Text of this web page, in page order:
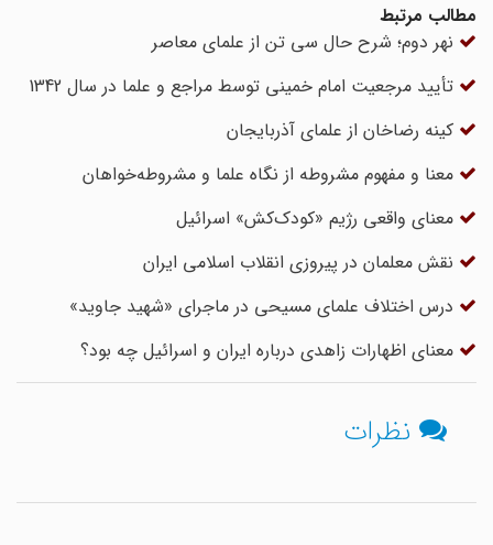
مطالب مرتبط
نهر دوم؛ شرح حال سی تن از علمای معاصر
تأیید مرجعیت امام خمینی توسط مراجع و علما در سال 1342
کینه رضاخان از علمای آذربایجان
معنا و مفهوم‌ مشروطه‌ از نگاه‌ علما و مشروطه‌خواهان‌
معنای واقعی رژیم «کودک‌کش» اسرائیل
نقش معلمان در پیروزى انقلاب اسلامى ایران
درس اختلاف علمای مسیحی در ماجرای «شهید جاوید»
معنای اظهارات زاهدی درباره ایران و اسرائیل چه بود؟
نظرات